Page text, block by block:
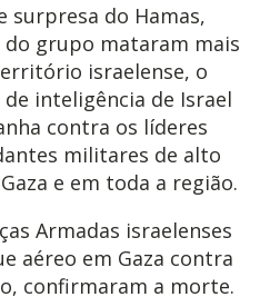
surpresa do Hamas,
grupo mataram mais
israelense, o
inteligência de Israel
contra os líderes
militares de alto
e em toda a região.
Armadas israelenses
aéreo em Gaza contra
confirmaram a morte.